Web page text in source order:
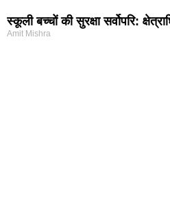
स्कूली बच्चों की सुरक्षा सर्वोपरि:
Amit Mishra